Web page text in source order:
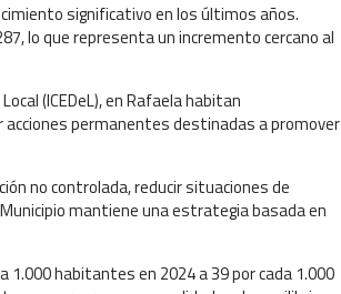
significativo en los últimos años.
lo que representa un incremento cercano al
(ICEDeL), en Rafaela habitan
permanentes destinadas a promover
no controlada, reducir situaciones de
mantiene una estrategia basada en
habitantes en 2024 a 39 por cada 1.000